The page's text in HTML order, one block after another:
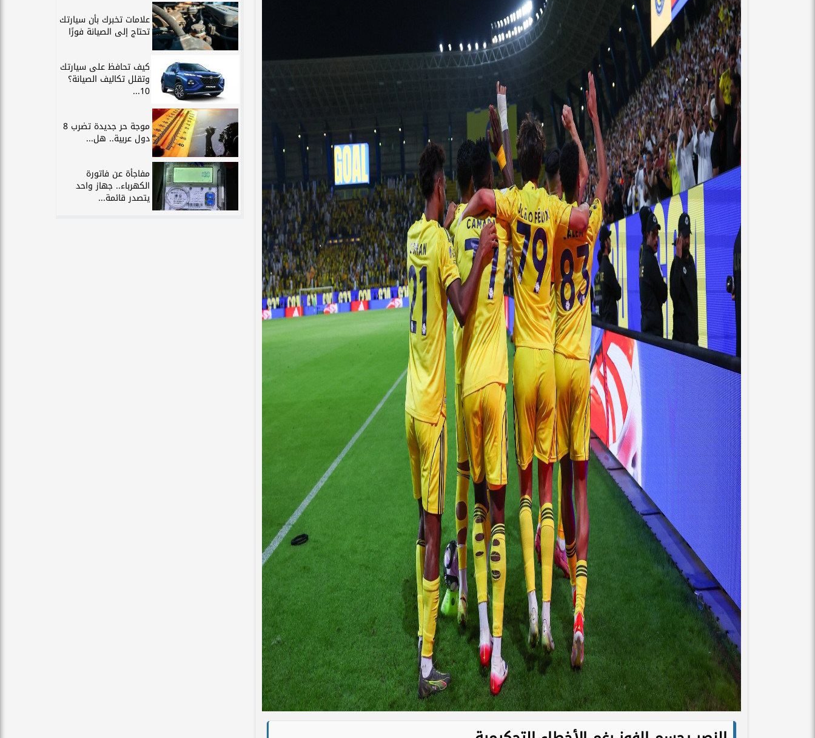
علامات تخبرك بأن سيارتك
تحتاج إلى الصيانة فورًا
كيف تحافظ على سيارتك
وتقلل تكاليف الصيانة؟
10...
موجة حر جديدة تضرب 8
دول عربية.. هل...
مفاجأة عن فاتورة
الكهرباء.. جهاز واحد
يتصدر قائمة...